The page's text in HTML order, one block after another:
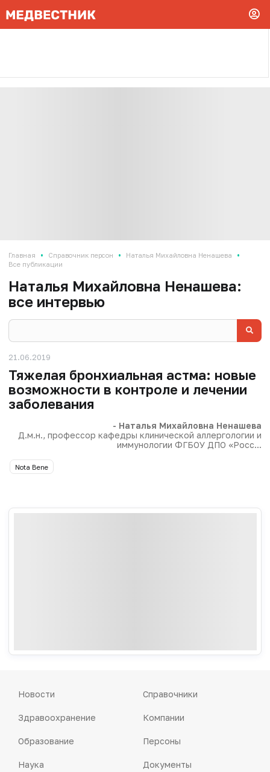
Главная • Справочник персон • Наталья Михайловна Ненашева •
Все публикации
Наталья Михайловна Ненашева:
все интервью
21.06.2019
Тяжелая бронхиальная астма: новые
возможности в контроле и лечении
заболевания
- Наталья Михайловна Ненашева
Д.м.н., профессор кафедры клинической аллергологии и
иммунологии ФГБОУ ДПО «Росс...
Nota Bene
Новости
Здравоохранение
Образование
Наука
Справочники
Компании
Персоны
Документы